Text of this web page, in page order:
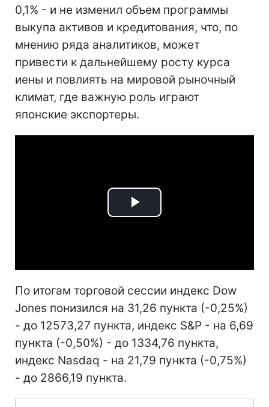
0,1% - и не изменил объем программы
выкупа активов и кредитования, что, по
мнению ряда аналитиков, может
привести к дальнейшему росту курса
иены и повлиять на мировой рыночный
климат, где важную роль играют
японские экспортеры.
Play
По итогам торговой сессии индекс Dow
Jones понизился на 31,26 пункта (-0,25%)
- до 12573,27 пункта, индекс S&P - на 6,69
пункта (-0,50%) - до 1334,76 пункта,
индекс Nasdaq - на 21,79 пункта (-0,75%)
- до 2866,19 пункта.